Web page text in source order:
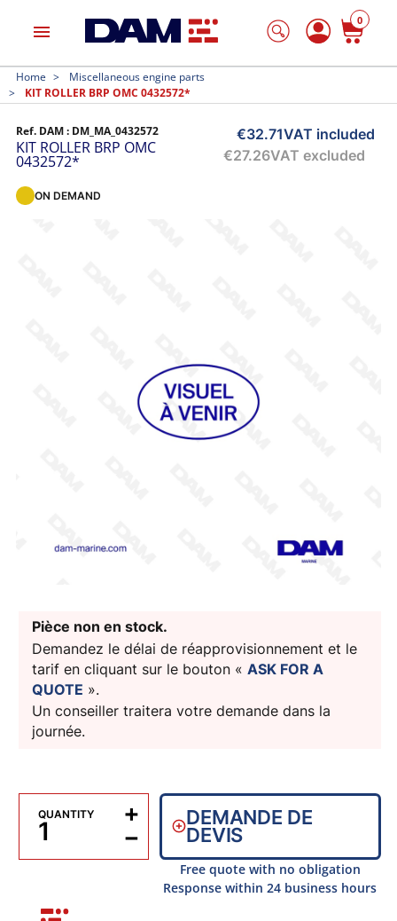
menu
0
Home
Miscellaneous engine parts
KIT ROLLER BRP OMC 0432572*
Ref. DAM : DM_MA_0432572
KIT ROLLER BRP OMC
0432572*
€32.71VAT included
€27.26VAT excluded
ON DEMAND
Pièce non en stock.
Demandez le délai de réapprovisionnement et le
tarif en cliquant sur le bouton « ASK FOR A
QUOTE ».
Un conseiller traitera votre demande dans la
journée.
QUANTITY
−
+ DEMANDE DE
DEVIS
Free quote with no obligation
Response within 24 business hours